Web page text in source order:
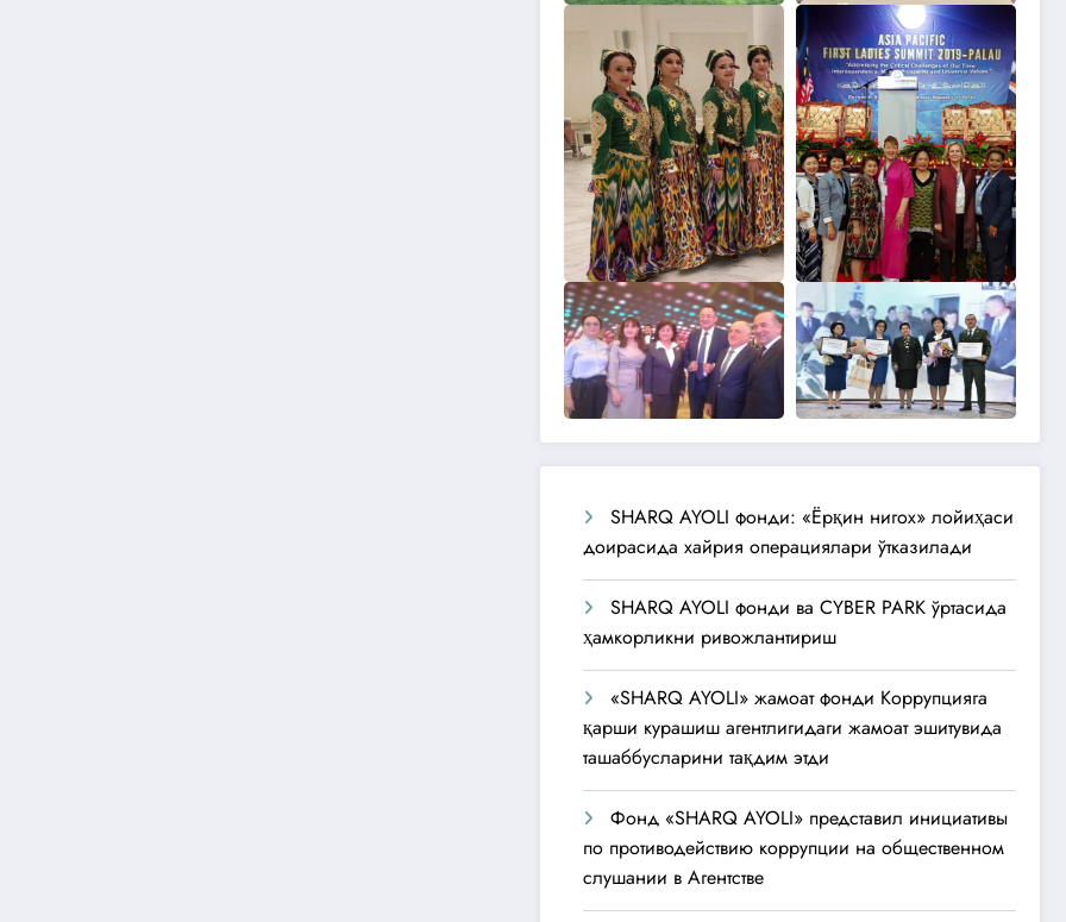
SHARQ AYOLI фонди: «Ёрқин нигох» лойиҳаси
доирасида хайрия операциялари ўтказилади
SHARQ AYOLI фонди ва CYBER PARK ўртасида
ҳамкорликни ривожлантириш
«SHARQ AYOLI» жамоат фонди Коррупцияга
қарши курашиш агентлигидаги жамоат эшитувида
ташаббусларини тақдим этди
Фонд «SHARQ AYOLI» представил инициативы
по противодействию коррупции на общественном
слушании в Агентстве